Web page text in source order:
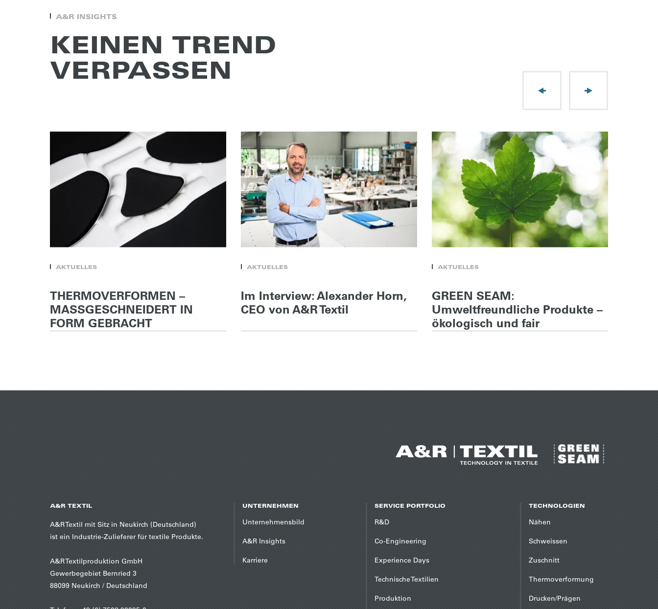
A&R INSIGHTS
KEINEN TREND
VERPAS­SEN
AKTUELLES
THERMOVERFORMEN –
MASSGESCHNEIDERT IN
FORM GEBRACHT
AKTUELLES
Im Interview: Alexander Horn,
CEO von A&R Textil
AKTUELLES
GREEN SEAM:
Umweltfreundliche Produkte –
ökologisch und fair
A&R TEXTIL
A&R Textil mit Sitz in Neukirch (Deutschland)
ist ein Industrie-Zulieferer für textile Produkte.
A&R Textilproduktion GmbH
Gewerbegebiet Bernried 3
88099 Neukirch / Deutschland
UNTERNEHMEN
Unternehmensbild
A&R Insights
Karriere
SERVICE PORTFOLIO
R&D
Co-Engineering
Experience Days
Technische Textilien
Produktion
TECHNOLOGIEN
Nähen
Schweissen
Zuschnitt
Thermoverformung
Drucken/Prägen